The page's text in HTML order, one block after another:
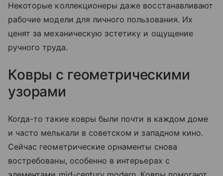
Некоторые коллекционеры даже восстанавливают
рабочие модели для личного пользования. Их
ценят за механическую эстетику и ощущение
ручного труда.
Ковры с геометрическими
узорами
Когда-то такие ковры были почти в каждом доме
и часто мелькали в советском и западном кино.
Сейчас геометрические орнаменты снова
востребованы, особенно в интерьерах с